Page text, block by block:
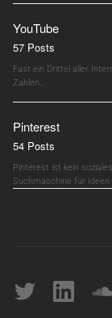
YouTube
57 Posts
Fast ein Drittel aller
Zahlen,…
Pinterest
54 Posts
Pinterest ist kein
Suchmaschine für Ideen
Twitter linkedin